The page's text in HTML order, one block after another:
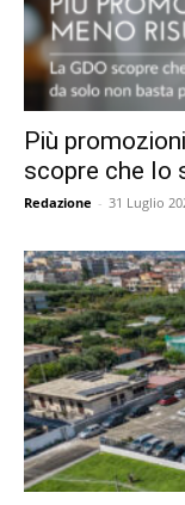
Più
scopre che lo
Redazione - 31 Luglio